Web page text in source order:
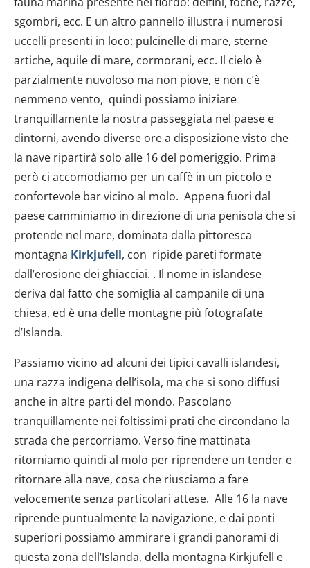
Utilizziamo i cookie per personalizzare contenuti ed
analizzare il nostro traffico. Condividiamo inoltre
informazioni sul modo in cui utilizzi il nostro sito con i
nostri partner che si occupano di analisi dei dati web,
pubblicità e social media, i quali potrebbero combinarle
con altre informazioni che hai fornito loro o che hanno
raccolto dal tuo utilizzo dei loro servizi.
sgombri, ecc. E un altro pannello illustra i numerosi
uccelli presenti in loco: pulcinelle di mare, sterne
artiche, aquile di mare, cormorani, ecc. Il cielo è
parzialmente nuvoloso ma non piove, e non c’è
nemmeno vento, quindi possiamo iniziare
tranquillamente la nostra passeggiata nel paese e
dintorni, avendo diverse ore a disposizione visto che
la nave ripartirà solo alle 16 del pomeriggio. Prima
però ci accomodiamo per un caffè in un piccolo e
confortevole bar vicino al molo. Appena fuori dal
paese camminiamo in direzione di una penisola che si
protende nel mare, dominata dalla pittoresca
montagna Kirkjufell, con ripide pareti formate
dall’erosione dei ghiacciai. . Il nome in islandese
deriva dal fatto che somiglia al campanile di una
chiesa, ed è una delle montagne più fotografate
d’Islanda.
Passiamo vicino ad alcuni dei tipici cavalli islandesi,
una razza indigena dell’isola, ma che si sono diffusi
anche in altre parti del mondo. Pascolano
tranquillamente nei foltissimi prati che circondano la
strada che percorriamo. Verso fine mattinata
ritorniamo quindi al molo per riprendere un tender e
ritornare alla nave, cosa che riusciamo a fare
velocemente senza particolari attese. Alle 16 la nave
riprende puntualmente la navigazione, e dai ponti
superiori possiamo ammirare i grandi panorami di
questa zona dell’Islanda, della montagna Kirkjufell e